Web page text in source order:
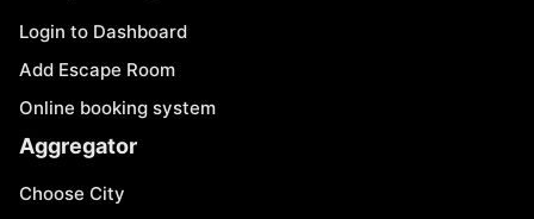
Login to Dashboard
Add Escape Room
Online booking system
Aggregator
Choose City